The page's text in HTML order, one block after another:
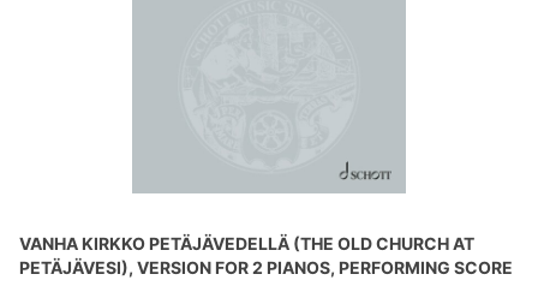
VANHA KIRKKO PETÄJÄVEDELLÄ (THE OLD CHURCH AT
PETÄJÄVESI), VERSION FOR 2 PIANOS, PERFORMING SCORE